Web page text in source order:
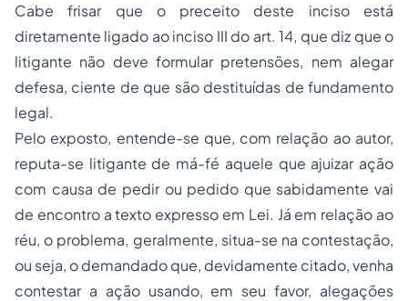
Cabe frisar que o preceito deste inciso está
diretamente ligado ao inciso III do art. 14, que diz que o
litigante não deve formular pretensões, nem alegar
defesa, ciente de que são destituídas de fundamento
legal.
Pelo exposto, entende-se que, com relação ao autor,
reputa-se litigante de má-fé aquele que ajuizar ação
com causa de pedir ou pedido que sabidamente vai
de encontro a texto expresso em Lei. Já em relação ao
réu, o problema, geralmente, situa-se na contestação,
ou seja, o demandado que, devidamente citado, venha
contestar a ação usando, em seu favor, alegações